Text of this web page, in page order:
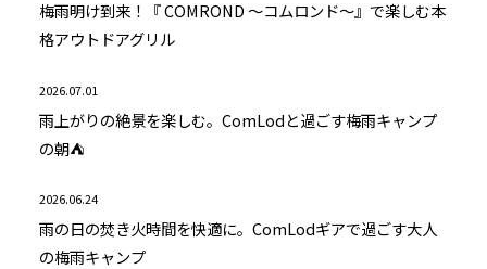
梅雨明け到来！『 COMROND ～コムロンド～』で楽しむ本
格アウトドアグリル
2026.07.01
雨上がりの絶景を楽しむ。ComLodと過ごす梅雨キャンプ
の朝⛺
2026.06.24
雨の日の焚き火時間を快適に。ComLodギアで過ごす大人
の梅雨キャンプ